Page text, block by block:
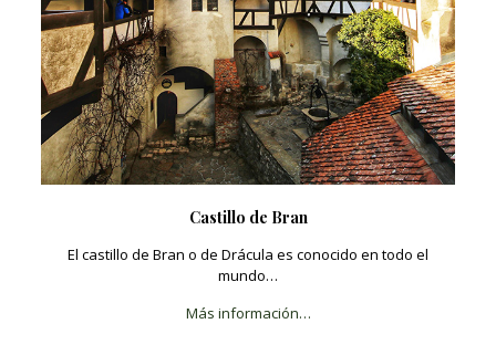
Castillo de Bran
El castillo de Bran o de Drácula es conocido en todo el
mundo…
Más información…